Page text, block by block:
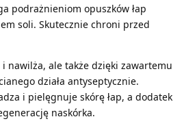
podrażnieniom opuszków łap
soli. Skutecznie chroni przed
i nawilża, ale także dzięki zawartemu
działa antyseptycznie.
i pielęgnuje skórę łap, a dodatek
naskórka.